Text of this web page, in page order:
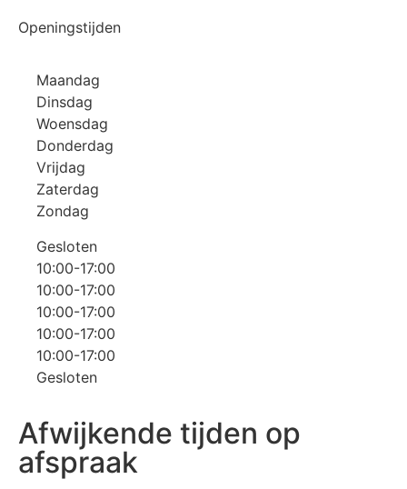
Openingstijden
Maandag
Dinsdag
Woensdag
Donderdag
Vrijdag
Zaterdag
Zondag
Gesloten
10:00-17:00
10:00-17:00
10:00-17:00
10:00-17:00
10:00-17:00
Gesloten
Afwijkende tijden op
afspraak